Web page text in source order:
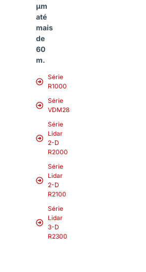
µm
até
mais
de
60
m.
Série
R1000
Série
VDM28
Série
Lidar
2-D
R2000
Série
Lidar
2-D
R2100
Série
Lidar
3-D
R2300